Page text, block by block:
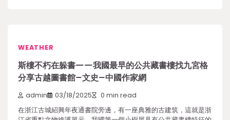
WEATHER
斯樓不朽在躲書——我國最早的公共藏書樓找九宮格
分享古越圖書館–文史–中國作家網
admin 03/18/2025 0 min read
在浙江古城紹興年夜通書院旁邊，有一座典雅的古建筑，這就是浙